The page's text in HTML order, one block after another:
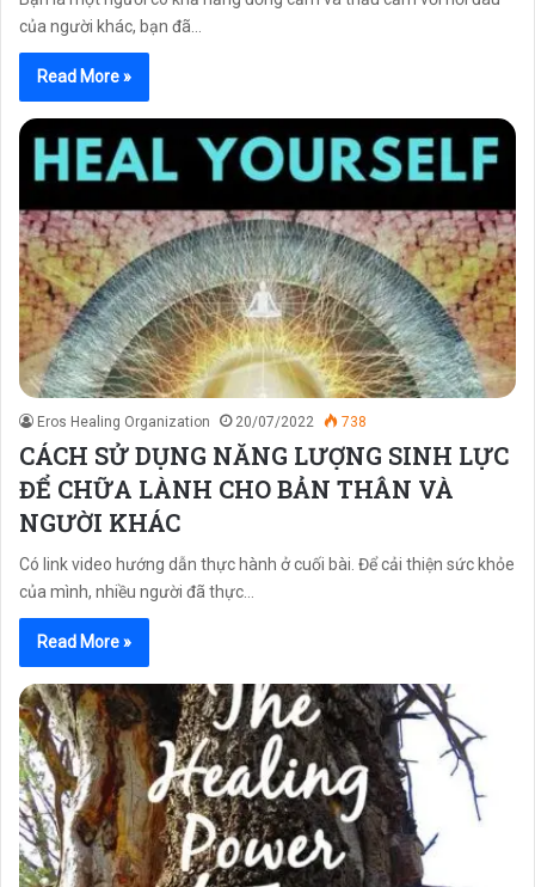
của người khác, bạn đã…
Read More »
Eros Healing Organization 20/07/2022 738
CÁCH SỬ DỤNG NĂNG LƯỢNG SINH LỰC
ĐỂ CHỮA LÀNH CHO BẢN THÂN VÀ
NGƯỜI KHÁC
Có link video hướng dẫn thực hành ở cuối bài. Để cải thiện sức khỏe
của mình, nhiều người đã thực…
Read More »